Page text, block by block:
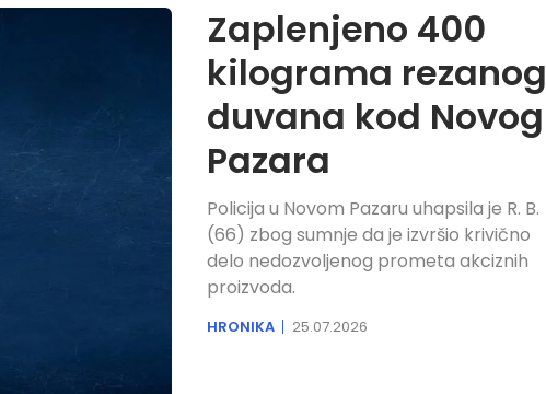
Zaplenjeno 400
kilograma rezanog
duvana kod Novog
Pazara
Policija u Novom Pazaru uhapsila je R. B.
(66) zbog sumnje da je izvršio krivično
delo nedozvoljenog prometa akciznih
proizvoda.
HRONIKA 25.07.2026